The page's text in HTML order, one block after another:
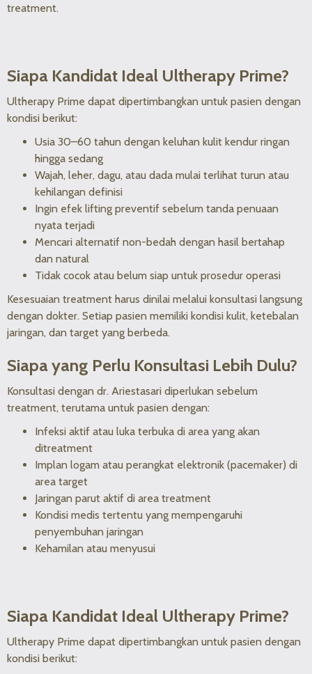
treatment.
Siapa Kandidat Ideal Ultherapy Prime?
Ultherapy Prime dapat dipertimbangkan untuk pasien dengan
kondisi berikut:
Usia 30–60 tahun dengan keluhan kulit kendur ringan
hingga sedang
Wajah, leher, dagu, atau dada mulai terlihat turun atau
kehilangan definisi
Ingin efek lifting preventif sebelum tanda penuaan
nyata terjadi
Mencari alternatif non-bedah dengan hasil bertahap
dan natural
Tidak cocok atau belum siap untuk prosedur operasi
Kesesuaian treatment harus dinilai melalui konsultasi langsung
dengan dokter. Setiap pasien memiliki kondisi kulit, ketebalan
jaringan, dan target yang berbeda.
Siapa yang Perlu Konsultasi Lebih Dulu?
Konsultasi dengan dr. Ariestasari diperlukan sebelum
treatment, terutama untuk pasien dengan:
Infeksi aktif atau luka terbuka di area yang akan
ditreatment
Implan logam atau perangkat elektronik (pacemaker) di
area target
Jaringan parut aktif di area treatment
Kondisi medis tertentu yang mempengaruhi
penyembuhan jaringan
Kehamilan atau menyusui
Siapa Kandidat Ideal Ultherapy Prime?
Ultherapy Prime dapat dipertimbangkan untuk pasien dengan
kondisi berikut: